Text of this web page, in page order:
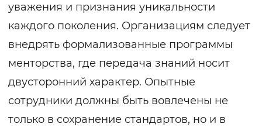
уважения и признания уникальности
каждого поколения. Организациям следует
внедрять формализованные программы
менторства, где передача знаний носит
двусторонний характер. Опытные
сотрудники должны быть вовлечены не
только в сохранение стандартов, но и в